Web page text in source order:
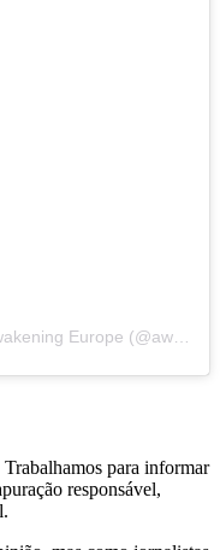
para informar
responsável,